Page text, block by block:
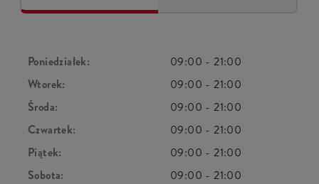
Poniedziałek: 09:00 -21:00
Wtorek:
09:00 -21:00
Środa:
09:00 -21:00
Czwartek:
09:00 -21:00
Piątek:
09:00 -21:00
Sobota:
09:00 -21:00